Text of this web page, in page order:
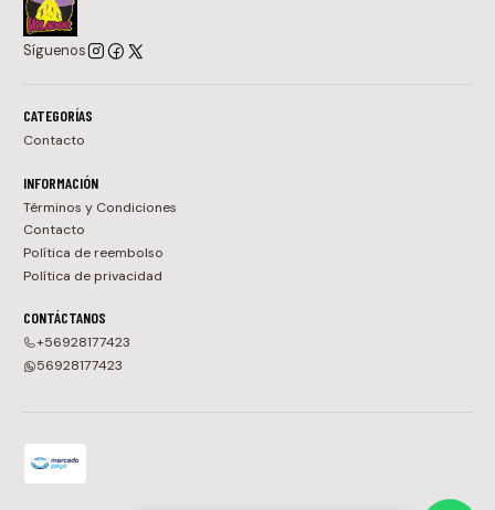
Síguenos
CATEGORÍAS
Contacto
INFORMACIÓN
Términos y Condiciones
Contacto
Política de reembolso
Política de privacidad
CONTÁCTANOS
+56928177423
56928177423